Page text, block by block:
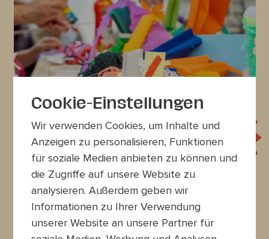
Kreativ-Impulse
Cookie-Einstellungen
Wir verwenden Cookies, um Inhalte und
Anzeigen zu personalisieren, Funktionen
für soziale Medien anbieten zu können und
die Zugriffe auf unsere Website zu
analysieren. Außerdem geben wir
Informationen zu Ihrer Verwendung
unserer Website an unsere Partner für